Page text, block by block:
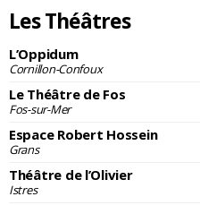
Les Théâtres
L’Oppidum
Cornillon-Confoux
Le Théâtre de Fos
Fos-sur-Mer
Espace Robert Hossein
Grans
Théâtre de l’Olivier
Istres